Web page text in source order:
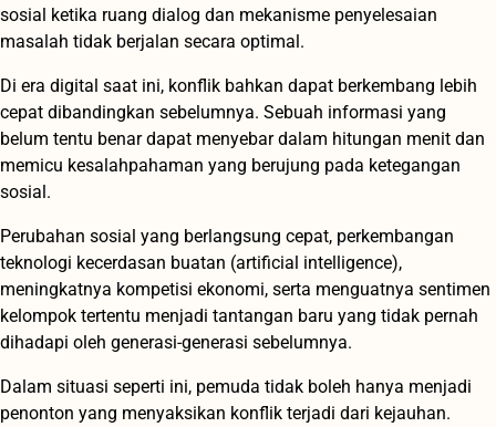
sosial ketika ruang dialog dan mekanisme penyelesaian
masalah tidak berjalan secara optimal.
Di era digital saat ini, konflik bahkan dapat berkembang lebih
cepat dibandingkan sebelumnya. Sebuah informasi yang
belum tentu benar dapat menyebar dalam hitungan menit dan
memicu kesalahpahaman yang berujung pada ketegangan
sosial.
Perubahan sosial yang berlangsung cepat, perkembangan
teknologi kecerdasan buatan (artificial intelligence),
meningkatnya kompetisi ekonomi, serta menguatnya sentimen
kelompok tertentu menjadi tantangan baru yang tidak pernah
dihadapi oleh generasi-generasi sebelumnya.
Dalam situasi seperti ini, pemuda tidak boleh hanya menjadi
penonton yang menyaksikan konflik terjadi dari kejauhan.